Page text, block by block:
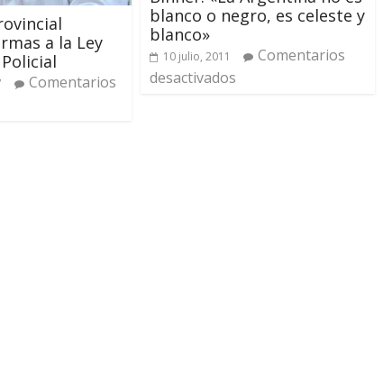
a la Ley
Comentarios
blanco o negro, es celeste y
blanco»
10 julio, 2011
Comentarios
desactivados